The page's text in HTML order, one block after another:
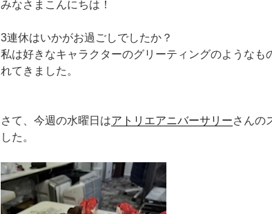
みなさまこんにちは！
3連休はいかがお過ごしでしたか？
私は好きなキャラクターのグリーティングのようなも
れてきました。
さて、今週の水曜日はアトリエアニバーサリーさんの
した。